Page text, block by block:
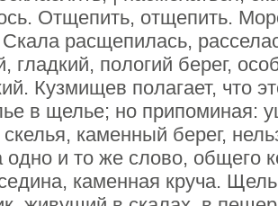
Отщепить, отщепить.
расщепилась,
гладкий, пологий берег,
Кузмищев полагает, что
в щелье; но припоминая:
каменный берег,
одно и то же слово, общего
каменная круча.